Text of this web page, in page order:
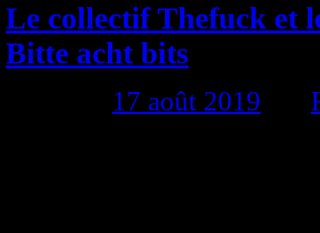
Le collectif Thefuck et
Bitte acht bits
17 août 2019